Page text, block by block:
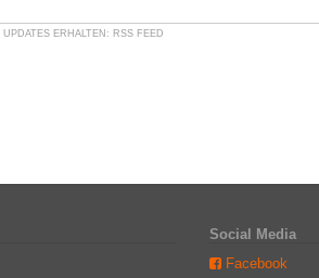
UPDATES ERHALTEN: RSS FEED
Social Media
Facebook